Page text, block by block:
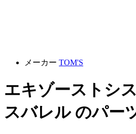
メーカー TOM'S
エキゾーストシ
スバレル のパー